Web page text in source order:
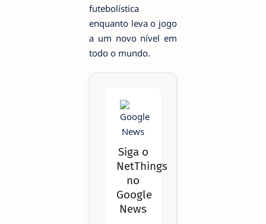
futebolística
enquanto leva o jogo
a um novo nível em
todo o mundo.
Siga o
NetThings
no
Google
News